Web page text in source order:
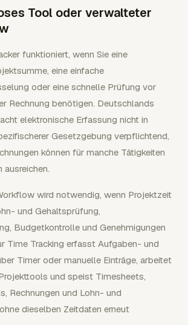
Tool oder verwalteter
funktioniert, wenn Sie eine
eine einfache
oder eine schnelle Prüfung vor
Rechnung benötigen. Deutschlands
elektronische Erfassung nicht in
Gesetzgebung verpflichtend,
können für manche Tätigkeiten
ausreichen.
wird notwendig, wenn Projektzeit
und Gehaltsprüfung,
Budgetkontrolle und Genehmigungen
Time Tracking erfasst Aufgaben- und
Timer oder manuelle Einträge, arbeitet
und speist Timesheets,
Rechnungen und Lohn- und
dieselben Zeitdaten erneut